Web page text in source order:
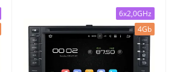
6x2,0GHz
4Gb